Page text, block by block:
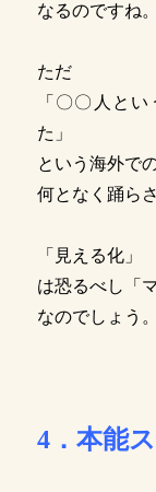
なるのですね。
ただ
「〇〇人と
た」
という海外で
何となく踊ら
「見える化」
は恐るべし「
なのでしょう。
4．本能